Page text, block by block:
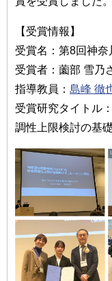
【受賞情報】
受賞名：第8回神
受賞者：薗部 雪乃
指導教員： 島峰 徹
受賞研究タイトル
調性上限検討の基